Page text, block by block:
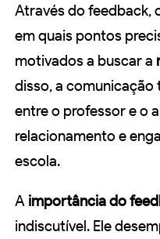
Através do feedback,
em quais pontos
motivados a buscar a
disso, a comunicação
entre o professor e o
relacionamento e
escola.
A importância do
indiscutível. Ele